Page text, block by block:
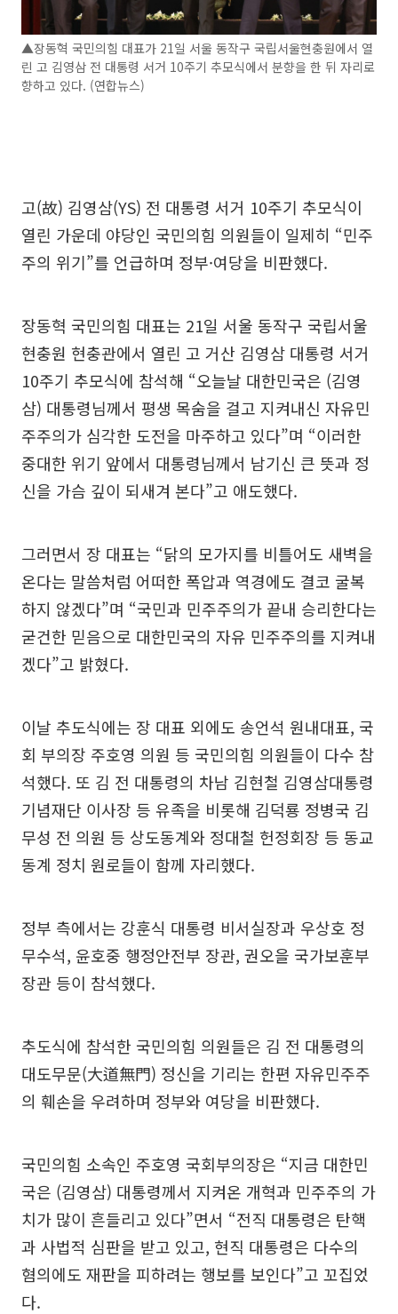
▲장동혁 국민의힘 대표가 21일 서울 동작구 국립서울현충원에서 열
린 고 김영삼 전 대통령 서거 10주기 추모식에서 분향을 한 뒤 자리로
향하고 있다. (연합뉴스)
고(故) 김영삼(YS) 전 대통령 서거 10주기 추모식이
열린 가운데 야당인 국민의힘 의원들이 일제히 “민주
주의 위기”를 언급하며 정부·여당을 비판했다.
장동혁 국민의힘 대표는 21일 서울 동작구 국립서울
현충원 현충관에서 열린 고 거산 김영삼 대통령 서거
10주기 추모식에 참석해 “오늘날 대한민국은 (김영
삼) 대통령님께서 평생 목숨을 걸고 지켜내신 자유민
주주의가 심각한 도전을 마주하고 있다”며 “이러한
중대한 위기 앞에서 대통령님께서 남기신 큰 뜻과 정
신을 가슴 깊이 되새겨 본다”고 애도했다.
그러면서 장 대표는 “닭의 모가지를 비틀어도 새벽을
온다는 말씀처럼 어떠한 폭압과 역경에도 결코 굴복
하지 않겠다”며 “국민과 민주주의가 끝내 승리한다는
굳건한 믿음으로 대한민국의 자유 민주주의를 지켜내
겠다”고 밝혔다.
이날 추도식에는 장 대표 외에도 송언석 원내대표, 국
회 부의장 주호영 의원 등 국민의힘 의원들이 다수 참
석했다. 또 김 전 대통령의 차남 김현철 김영삼대통령
기념재단 이사장 등 유족을 비롯해 김덕룡 정병국 김
무성 전 의원 등 상도동계와 정대철 헌정회장 등 동교
동계 정치 원로들이 함께 자리했다.
정부 측에서는 강훈식 대통령 비서실장과 우상호 정
무수석, 윤호중 행정안전부 장관, 권오을 국가보훈부
장관 등이 참석했다.
추도식에 참석한 국민의힘 의원들은 김 전 대통령의
대도무문(大道無門) 정신을 기리는 한편 자유민주주
의 훼손을 우려하며 정부와 여당을 비판했다.
국민의힘 소속인 주호영 국회부의장은 “지금 대한민
국은 (김영삼) 대통령께서 지켜온 개혁과 민주주의 가
치가 많이 흔들리고 있다”면서 “전직 대통령은 탄핵
과 사법적 심판을 받고 있고, 현직 대통령은 다수의
혐의에도 재판을 피하려는 행보를 보인다”고 꼬집었
다.